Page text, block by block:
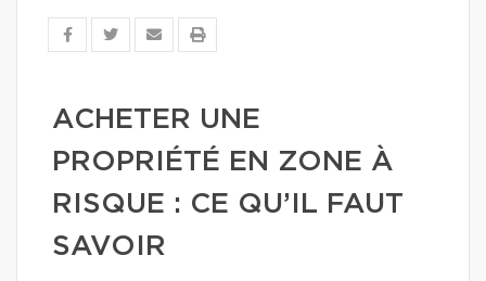
ACHETER UNE
PROPRIÉTÉ EN ZONE À
RISQUE : CE QU’IL FAUT
SAVOIR